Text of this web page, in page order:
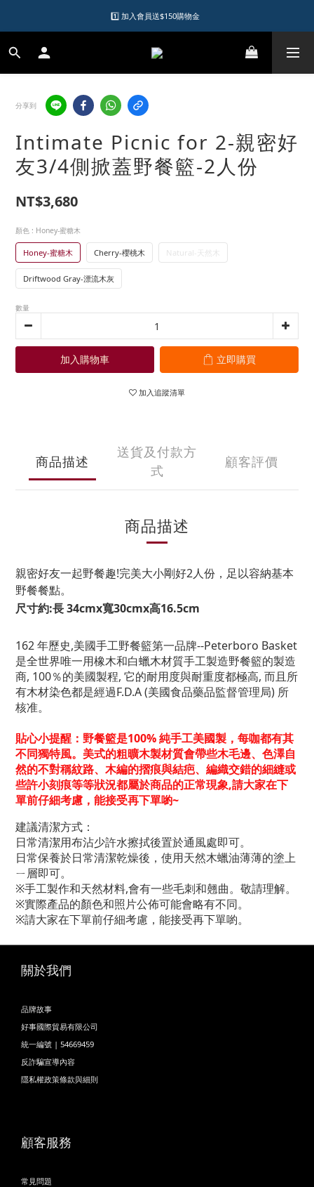
1️⃣ 加入會員送$150購物金
1️⃣ 加入會員送$150購物金
2️⃣ 購物滿千元再送升等購物金
1️⃣ 加入會員送$150購物金
分享到
Intimate Picnic for 2-親密好
友3/4側掀蓋野餐籃-2人份
NT$3,680
顏色 : Honey-蜜糖木
Honey-蜜糖木 Cherry-櫻桃木 Natural-天然木
Driftwood Gray-漂流木灰
數量
加入購物車 立即購買
加入追蹤清單
商品描述
送貨及付款方
式
顧客評價
商品描述
親密好友一起野餐趣!完美大小剛好2人份，足以容納基本
野餐餐點。
尺寸約:長 34cmx寬30cmx高16.5cm
162 年歷史,美國手工野餐籃第一品牌--Peterboro Basket
是全世界唯一用橡木和白蠟木材質手工製造野餐籃的製造
商, 100％的美國製程, 它的耐用度與耐重度都極高, 而且所
有木材染色都是經過F.D.A (美國食品藥品監督管理局) 所
核准。
貼心小提醒：野餐籃是100% 純手工美國製， 每咖都有其
不同獨特風。 美式的粗曠木製材質會帶些木毛邊、色澤自
然的不對稱紋路、木編的摺痕與結疤、編織交錯的細縫或
些許小刻痕等等狀況都屬於商品的正常現象,請大家在下
單前仔細考慮，能接受再下單喲~
建議清潔方式：
日常清潔用布沾少許水擦拭後置於通風處即可。
日常保養於日常清潔乾燥後，使用天然木蠟油薄薄的塗上
ㄧ層即可。
※手工製作和天然材料,會有一些毛刺和翹曲。敬請理解。
※實際產品的顏色和照片公佈可能會略有不同。
※請大家在下單前仔細考慮，能接受再下單喲。
關於我們
品牌故事
好事國際貿易有限公司
統一編號 | 54669459
反詐騙宣導內容
隱私權政策條款與細則
顧客服務
常見問題